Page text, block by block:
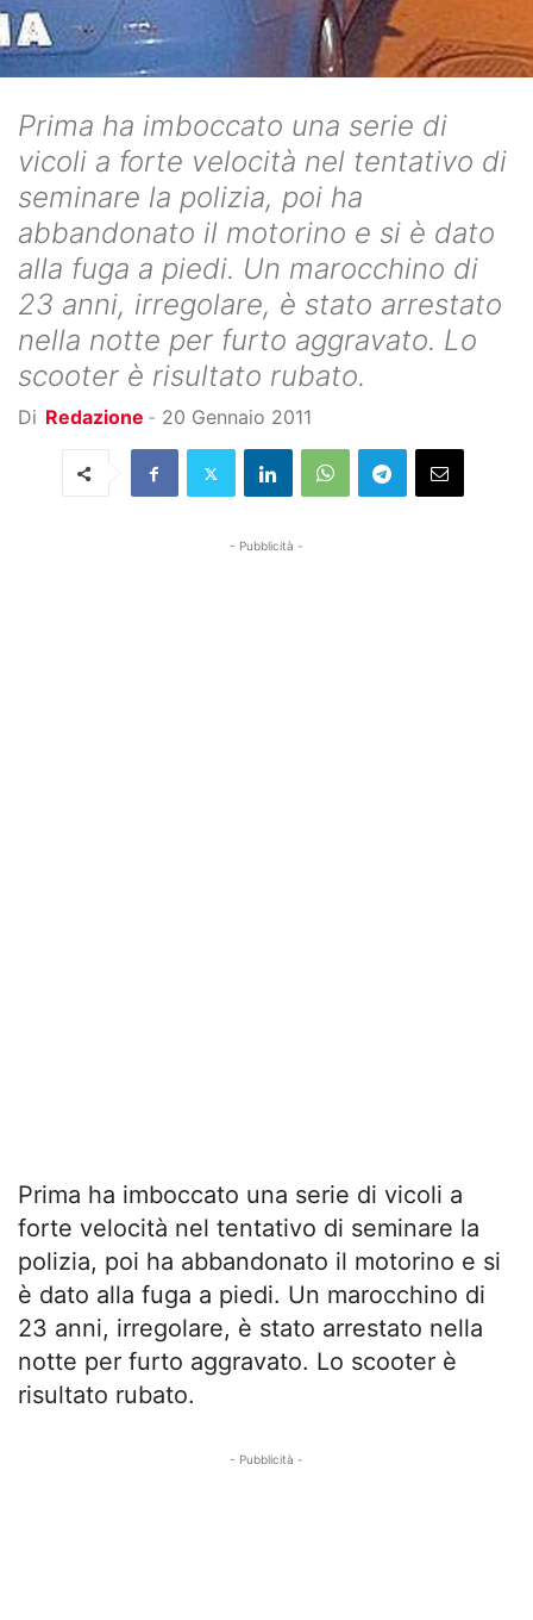
Prima ha imboccato una serie di
vicoli a forte velocità nel tentativo di
seminare la polizia, poi ha
abbandonato il motorino e si è dato
alla fuga a piedi. Un marocchino di
23 anni, irregolare, è stato arrestato
nella notte per furto aggravato. Lo
scooter è risultato rubato.
Di Redazione - 20 Gennaio 2011
- Pubblicità -
Prima ha imboccato una serie di vicoli a
forte velocità nel tentativo di seminare la
polizia, poi ha abbandonato il motorino e si
è dato alla fuga a piedi. Un marocchino di
23 anni, irregolare, è stato arrestato nella
notte per furto aggravato. Lo scooter è
risultato rubato.
- Pubblicità -